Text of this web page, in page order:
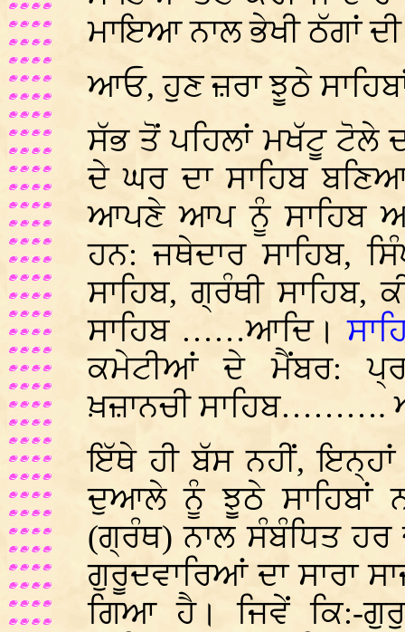
ਮਾਇਆ ਨਾਲ ਭੇਖੀ ਠੱਗਾਂ
ਆਓ, ਹੁਣ ਜ਼ਰਾ ਝੂਠੇ
ਸੱਭ ਤੋਂ ਪਹਿਲਾਂ ਮਖੱਟੂ ਟੋਲੇ
ਦੇ ਘਰ ਦਾ ਸਾਹਿਬ
ਆਪਣੇ ਆਪ ਨੂੰ ਸਾਹਿਬ
ਹਨ: ਜਥੇਦਾਰ ਸਾਹਿਬ,
ਸਾਹਿਬ, ਗ੍ਰੰਥੀ ਸਾਹਿਬ,
ਸਾਹਿਬ ……ਆਦਿ।
ਕਮੇਟੀਆਂ ਦੇ ਮੈਂਬਰ:
ਖ਼ਜ਼ਾਨਚੀ ਸਾਹਿਬ……….
ਇੱਥੇ ਹੀ ਬੱਸ ਨਹੀਂ,
ਦੁਆਲੇ ਨੂੰ ਝੂਠੇ ਸਾਹਿਬਾਂ
(ਗ੍ਰੰਥ) ਨਾਲ ਸੰਬੰਧਿਤ ਹਰ
ਗੁਰੂਦਵਾਰਿਆਂ ਦਾ ਸਾਰਾ
ਗਿਆ ਹੈ। ਜਿਵੇਂ ਕਿ:-